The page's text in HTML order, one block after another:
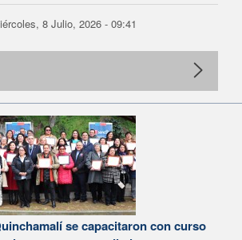
8 Julio, 2026 - 09:41
se capacitaron con curso